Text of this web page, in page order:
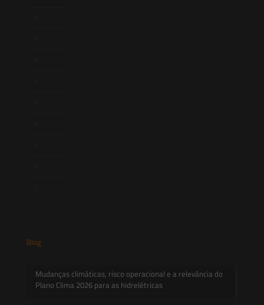
Blog
Mudanças climáticas, risco operacional e a relevância do
Plano Clima 2026 para as hidrelétricas